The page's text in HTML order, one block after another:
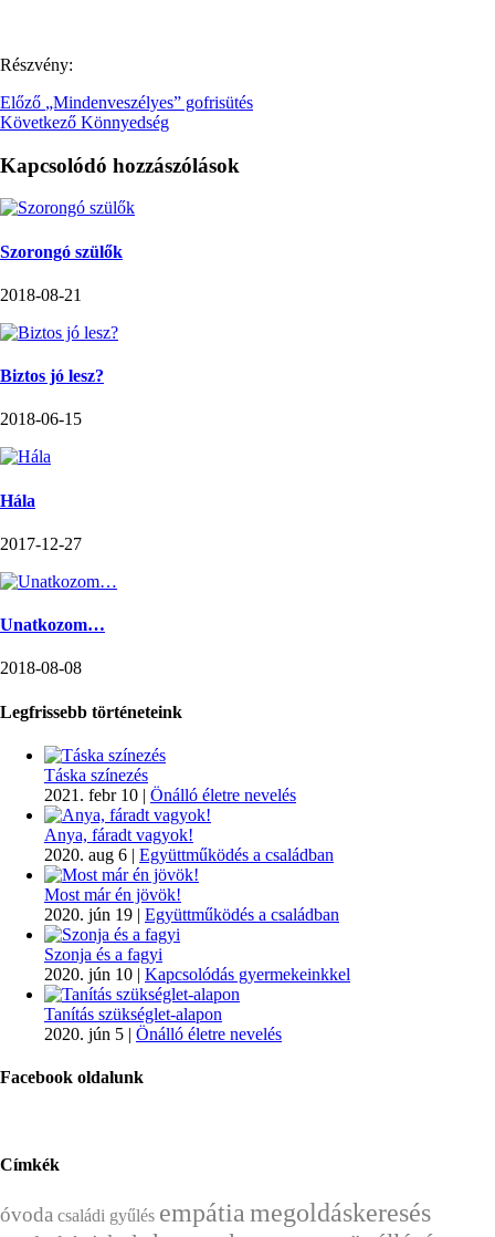
Részvény:
Előző „Mindenveszélyes” gofrisütés
Következő Könnyedség
Kapcsolódó hozzászólások
Szorongó szülők
2018-08-21
Biztos jó lesz?
2018-06-15
Hála
2017-12-27
Unatkozom…
2018-08-08
Legfrissebb történeteink
Táska színezés
2021. febr 10 | Önálló életre nevelés
Anya, fáradt vagyok!
2020. aug 6 | Együttműködés a családban
Most már én jövök!
2020. jún 19 | Együttműködés a családban
Szonja és a fagyi
2020. jún 10 | Kapcsolódás gyermekeinkkel
Tanítás szükséglet-alapon
2020. jún 5 | Önálló életre nevelés
Facebook oldalunk
Címkék
óvoda családi gyűlés empátia megoldáskeresés